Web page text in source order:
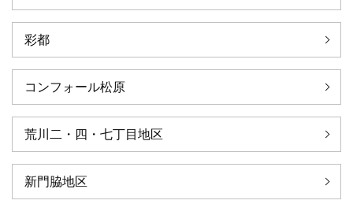
彩都
コンフォール松原
荒川二・四・七丁目地区
新門脇地区